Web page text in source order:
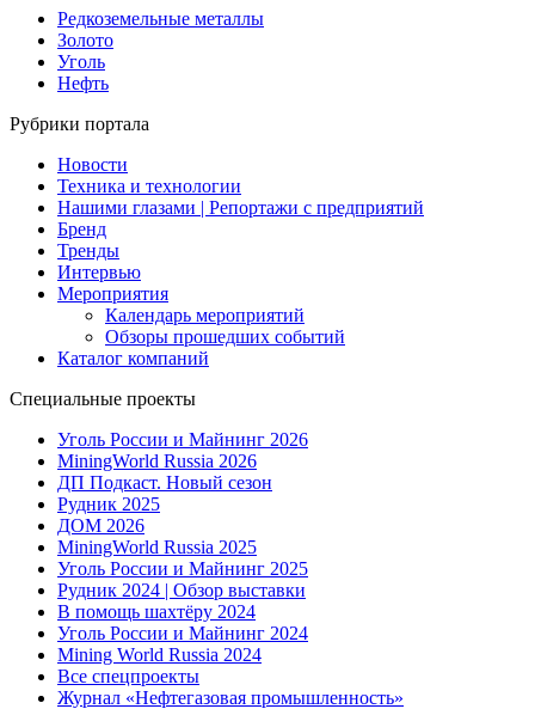
Редкоземельные металлы
Золото
Уголь
Нефть
Рубрики портала
Новости
Техника и технологии
Нашими глазами | Репортажи с предприятий
Бренд
Тренды
Интервью
Мероприятия
Календарь мероприятий
Обзоры прошедших событий
Каталог компаний
Специальные проекты
Уголь России и Майнинг 2026
MiningWorld Russia 2026
ДП Подкаст. Новый сезон
Рудник 2025
ДОМ 2026
MiningWorld Russia 2025
Уголь России и Майнинг 2025
Рудник 2024 | Обзор выставки
В помощь шахтёру 2024
Уголь России и Майнинг 2024
Mining World Russia 2024
Все спецпроекты
Журнал «Нефтегазовая промышленность»